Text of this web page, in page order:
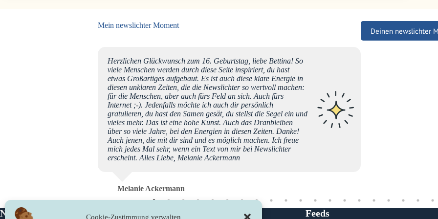
Cookie-Zustimmung verwalten
Mein newslichter Moment
Deinen newslichter
Herzlichen Glückwunsch zum 16. Geburtstag, liebe Bettina! So
viele Menschen werden durch diese Seite inspiriert, du hast
etwas Großartiges aufgebaut. Es ist auch diese klare Energie in
diesen unklaren Zeiten, die die Newslichter so wertvoll machen:
für die Menschen, aber auch fürs Feld an sich. Auch fürs
Internet ;-). Jedenfalls möchte ich auch dir persönlich
gratulieren, du hast den Samen gesät, du stellst die Segel ein und
vieles mehr. Das ist eine hohe Kunst. Auch das Dranbleiben
über so viele Jahre, bei den Energien in diesen Zeiten. Danke!
Auch jenen, die mit dir sind und es möglich machen. Ich freue
mich jedes Mal sehr, wenn ein Text von mir bei Newslichter
erscheint. Alles Liebe, Melanie Ackermann
Melanie Ackermann
Newslichter Rechtliches Feeds